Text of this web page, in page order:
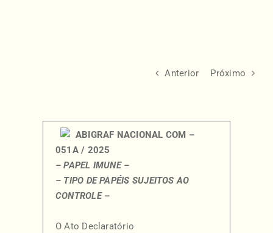
Anterior Próximo
ABIGRAF NACIONAL COM –
051A / 2025
– PAPEL IMUNE –
– TIPO DE PAPÉIS SUJEITOS AO
CONTROLE –
O Ato Declaratório